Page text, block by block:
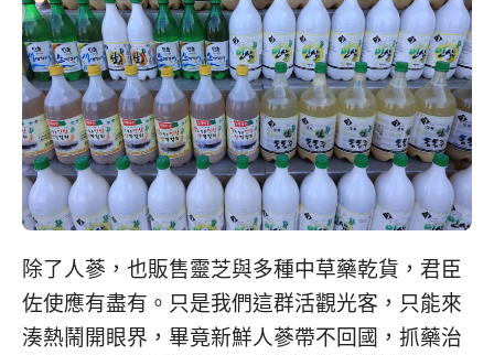
除了人蔘，也販售靈芝與多種中草藥乾貨，君臣
佐使應有盡有。只是我們這群活觀光客，只能來
湊熱鬧開眼界，畢竟新鮮人蔘帶不回國，抓藥治